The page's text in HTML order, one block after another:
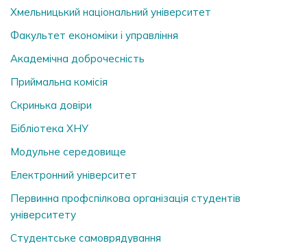
Хмельницький національний університет
Факультет економіки і управління
Академічна доброчесність
Приймальна комісія
Скринька довiри
Бібліотека ХНУ
Модульне середовище
Електронний університет
Первинна профспілкова організація студентів
університету
Студентське самоврядування